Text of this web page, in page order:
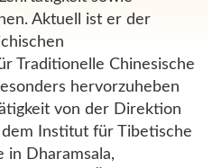
Aktuell ist er der
Traditionelle Chinesische
hervorzuheben
von der Direktion
Institut für Tibetische
in Dharamsala,